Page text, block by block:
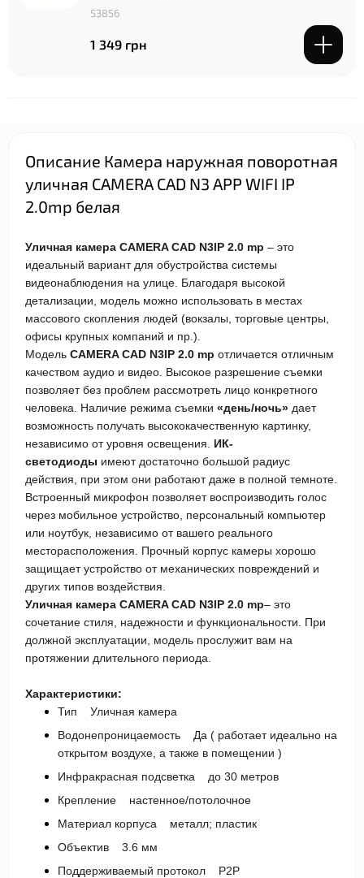
53856
1 349 грн
Описание Камера наружная поворотная
уличная CAMERA CAD N3 APP WIFI IP
2.0mp белая
Уличная камера CAMERA CAD N3IP 2.0 mp – это
идеальный вариант для обустройства системы
видеонаблюдения на улице. Благодаря высокой
детализации, модель можно использовать в местах
массового скопления людей (вокзалы, торговые центры,
офисы крупных компаний и пр.).
Модель CAMERA CAD N3IP 2.0 mp отличается отличным
качеством аудио и видео. Высокое разрешение съемки
позволяет без проблем рассмотреть лицо конкретного
человека. Наличие режима съемки «день/ночь» дает
возможность получать высококачественную картинку,
независимо от уровня освещения. ИК-
светодиоды имеют достаточно большой радиус
действия, при этом они работают даже в полной темноте.
Встроенный микрофон позволяет воспроизводить голос
через мобильное устройство, персональный компьютер
или ноутбук, независимо от вашего реального
месторасположения. Прочный корпус камеры хорошо
защищает устройство от механических повреждений и
других типов воздействия.
Уличная камера CAMERA CAD N3IP 2.0 mp– это
сочетание стиля, надежности и функциональности. При
должной эксплуатации, модель прослужит вам на
протяжении длительного периода.
Характеристики:
Тип Уличная камера
Водонепроницаемость Да ( работает идеально на
открытом воздухе, а также в помещении )
Инфракрасная подсветка до 30 метров
Крепление настенное/потолочное
Материал корпуса металл; пластик
Объектив 3.6 мм
Поддерживаемый протокол P2P